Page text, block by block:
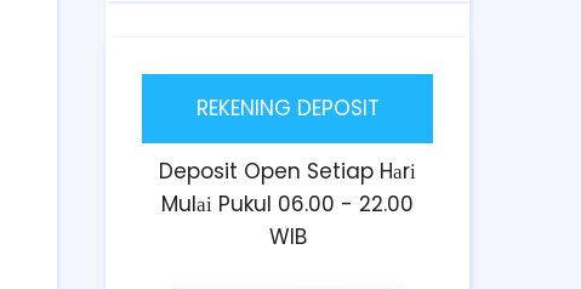
REKENING DEPOSIT
Deposit Open Setiap Hаrі
Mulаі Pukul 06.00 - 22.00
WIB